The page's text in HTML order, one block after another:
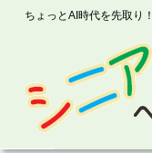
ちょっとAI時代を先取り